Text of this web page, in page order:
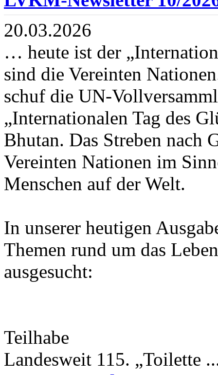
20.03.2026
… heute ist der
sind die Vereinten
schuf die UN-
„Internationalen Tag des
Bhutan. Das Streben nach
Vereinten Nationen im
Menschen auf der Welt.
In unserer heutigen
Themen rund um das
ausgesucht:
Teilhabe
Landesweit 115. „Toilette